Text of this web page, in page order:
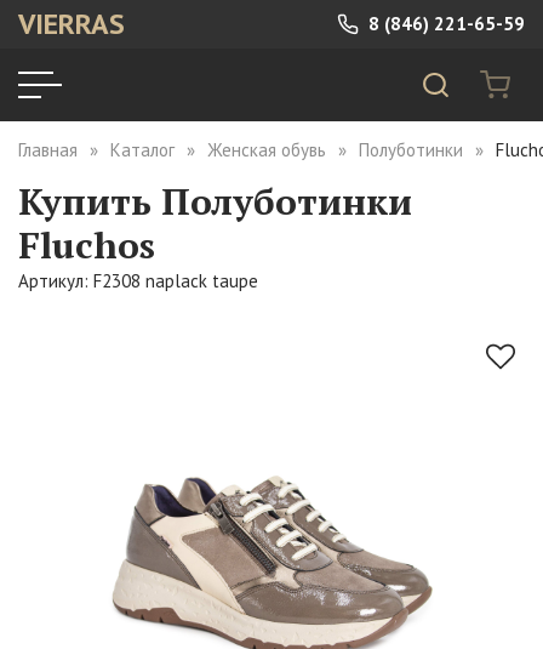
VIERRAS 8 (846) 221-65-59
Главная Каталог Женская обувь Полуботинки
Купить Полуботинки
Fluchos
Артикул: F2308 naplack taupe